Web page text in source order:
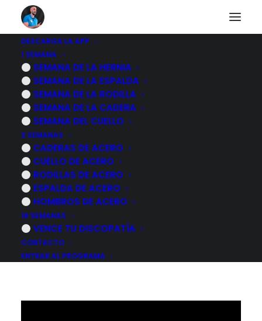
DESCARGA LA APP
1 SEMANA
SEMANA DE LA HERNIA
SEMANA DE LA ESPALDA
SEMANA DE LA RODILLA
SEMANA DE LA CADERA
SEMANA DEL CUELLO
3 SEMANAS
CADERAS DE ACERO
CUELLO DE ACERO
RODILLAS DE ACERO
ESPALDA DE ACERO
HOMBROS DE ACERO
16 SEMANAS
VENCE TU DISCOPATÍA
CONTACTO
ENTRAR AL PROGRAMA
Automasaje de
muslo CON
CUCHARA para
relajar los músculos
cuádriceps e
isquiotibiales
POR